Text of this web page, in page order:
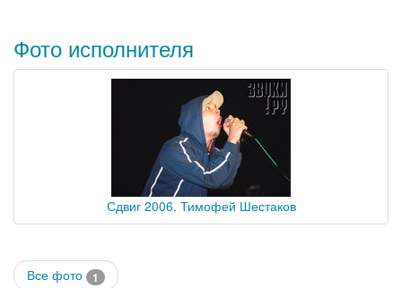
Фото исполнителя
Сдвиг 2006. Тимофей Шестаков
Все фото 1